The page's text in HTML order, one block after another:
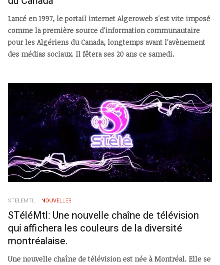
Lancé en 1997, le portail internet Algeroweb s'est vite imposé
comme la première source d'information communautaire
pour les Algériens du Canada, longtemps avant l'avènement
des médias sociaux. Il fêtera ses 20 ans ce samedi.
STELEMTL NOUVELLES
STéléMtl: Une nouvelle chaîne de télévision
qui affichera les couleurs de la diversité
montréalaise.
Une nouvelle chaîne de télévision est née à Montréal. Elle se